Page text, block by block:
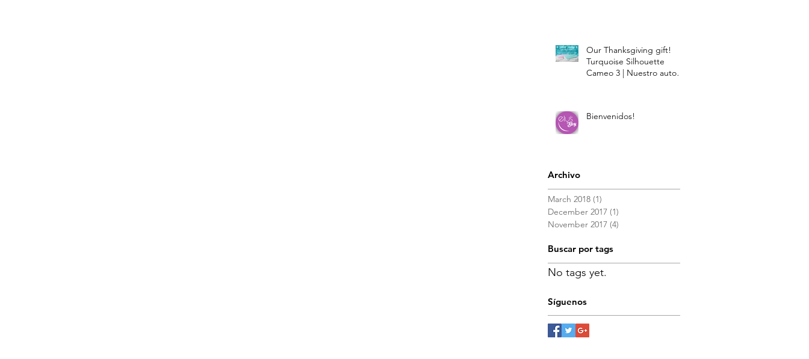
Our Thanksgiving gift!
Turquoise Silhouette
Cameo 3 | Nuestro auto
Bienvenidos!
Archivo
March 2018 (1)
December 2017 (1)
November 2017 (4)
Buscar por tags
No tags yet.
Síguenos